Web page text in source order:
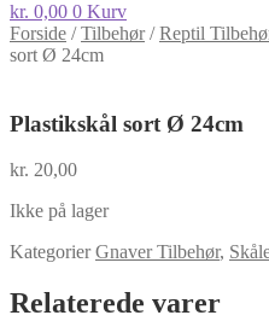
kr. 0,00 0 Kurv
Forside /Tilbehør/Reptil
sort Ø 24cm
Plastikskål sort Ø 24cm
kr. 20,00
Ikke på lager
Kategorier Gnaver Tilbehør,
Relaterede varer